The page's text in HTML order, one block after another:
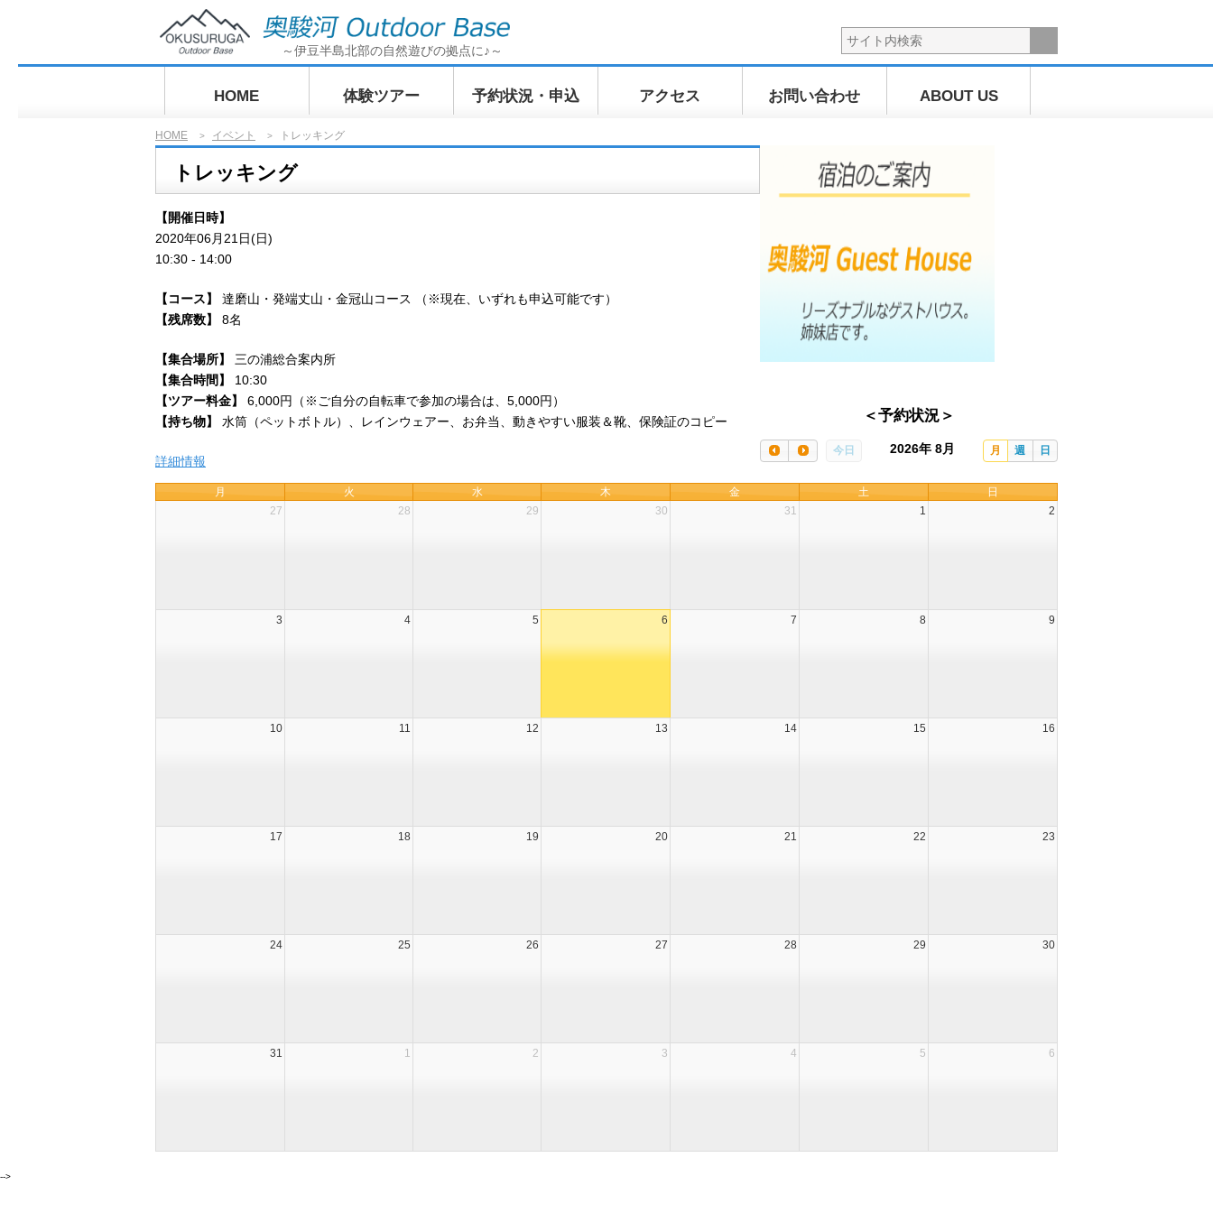
～伊豆半島北部の自然遊びの拠点に♪～
HOME 体験ツアー
ぷかぷか海上散歩ツ
アー
予約状況・申込 アクセス お問い合わせ ABOUT US
HOME > イベント > トレッキング
トレッキング
【開催日時】
2020年06月21日(日)
10:30 - 14:00
【コース】
達磨山・発端丈山・金冠山コース （※現在、いずれも申込可能です）
【残席数】
8名
【集合場所】
三の浦総合案内所
【集合時間】
10:30
【ツアー料金】
6,000円（※ご自分の自転車で参加の場合は、5,000円）
【持ち物】 水筒（ペットボトル）、レインウェアー、お弁当、動きやすい服装＆靴、保険証のコピー
詳細情報
＜予約状況＞
今日 月 週 日
2026年 8月
月 火 水 木 金 土
日
27
28 29 30 31 1 2
3 4 5 6 7 8 9
10 11 12 13 14 15 16
17 18 19 20 21 22 23
24 25 26 27 28 29 30
31 1 2 3 4 5 6
-->